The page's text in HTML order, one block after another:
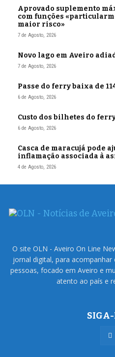
Aprovado suplemento
com funções
maior risco»
7 de Agosto, 2026
Novo lago em Aveiro
7 de Agosto, 2026
Passe do ferry baixa de
6 de Agosto, 2026
Custo dos bilhetes do
6 de Agosto, 2026
Casca de maracujá pode
inflamação associada à
4 de Agosto, 2026
O site OLN - Aveiro On Line
jornal digital, para
pessoas, focado em Aveiro e
atento ao país e
SIGA-